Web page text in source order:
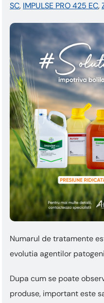
SC, IMPULSE PRO 425 EC,
Numarul de tratamente
evolutia agentilor
Dupa cum se poate
produse, important este